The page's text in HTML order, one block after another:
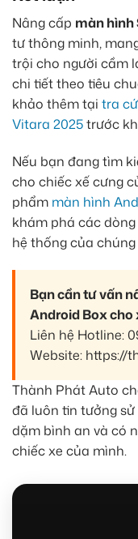
Nâng cấp màn hình
tư thông minh,
trội cho người cầm
chi tiết theo tiêu
khảo thêm tại tra
Vitara 2025trước
Nếu bạn đang tìm
cho chiếc xế cưng
phẩm màn hình
khám phá các dòng
hệ thống của
Bạn cần tư vấn
Android Box cho
Liên hệ Hotline:
Website: https://
Thành Phát Auto
đã luôn tin tưởng
dặm bình an và có
chiếc xe của mình.